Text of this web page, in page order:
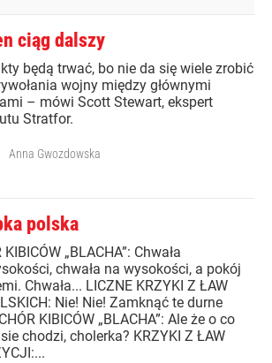
ciąg dalszy
będą trwać, bo nie da się wiele zrobić
wojny między głównymi
– mówi Scott Stewart, ekspert
Stratfor.
Anna Gwozdowska
polska
KIBICÓW „BLACHA”: Chwała
chwała na wysokości, a pokój
Chwała... LICZNE KRZYKI Z ŁAW
Nie! Nie! Zamknąć te durne
KIBICÓW „BLACHA”: Ale że o co
chodzi, cholerka? KRZYKI Z ŁAW